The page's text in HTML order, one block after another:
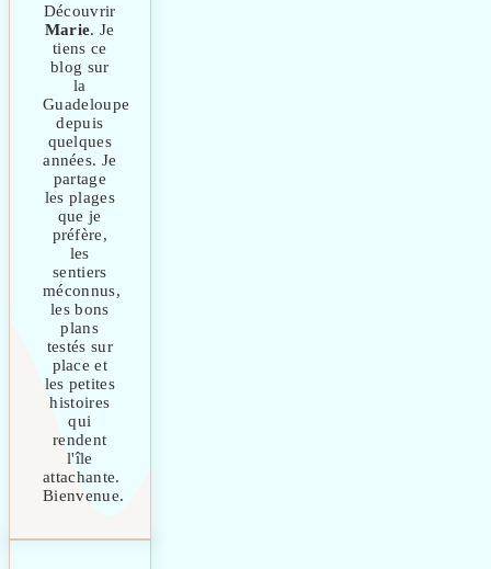
Découvrir
Marie. Je
tiens ce
blog sur
la
Guadeloupe
depuis
quelques
années. Je
partage
les plages
que je
préfère,
les
sentiers
méconnus,
les bons
plans
testés sur
place et
les petites
histoires
qui
rendent
l'île
attachante.
Bienvenue.